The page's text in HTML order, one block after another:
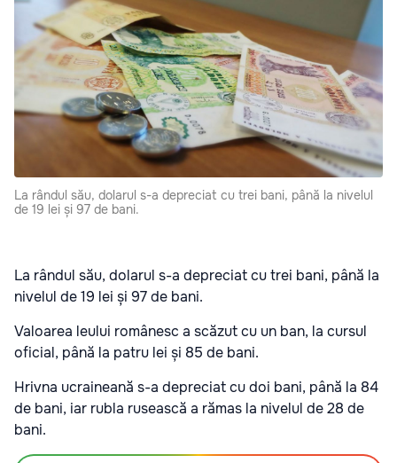
La rândul său, dolarul s-a depreciat cu trei bani, până la nivelul
de 19 lei și 97 de bani.
La rândul său, dolarul s-a depreciat cu trei bani, până la
nivelul de 19 lei și 97 de bani.
Valoarea leului românesc a scăzut cu un ban, la cursul
oficial, până la patru lei și 85 de bani.
Hrivna ucraineană s-a depreciat cu doi bani, până la 84
de bani, iar rubla rusească a rămas la nivelul de 28 de
bani.